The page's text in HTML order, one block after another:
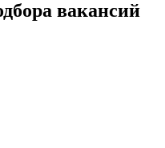
вакансий